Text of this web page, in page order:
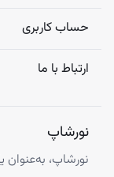
حساب کاربری
ارتباط با ما
نورشاپ
نورشاپ،